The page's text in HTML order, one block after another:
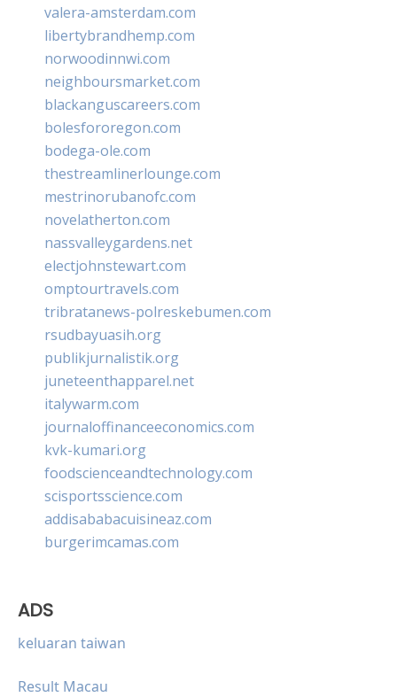
valera-amsterdam.com
libertybrandhemp.com
norwoodinnwi.com
neighboursmarket.com
blackanguscareers.com
bolesfororegon.com
bodega-ole.com
thestreamlinerlounge.com
mestrinorubanofc.com
novelatherton.com
nassvalleygardens.net
electjohnstewart.com
omptourtravels.com
tribratanews-polreskebumen.com
rsudbayuasih.org
publikjurnalistik.org
juneteenthapparel.net
italywarm.com
journaloffinanceeconomics.com
kvk-kumari.org
foodscienceandtechnology.com
scisportsscience.com
addisababacuisineaz.com
burgerimcamas.com
ADS
keluaran taiwan
Result Macau